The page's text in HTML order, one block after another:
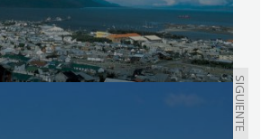
SIGUIENTE